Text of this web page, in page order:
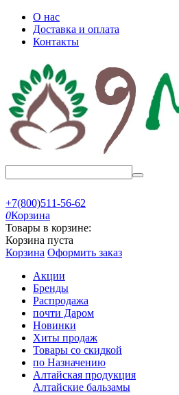
О нас
Доставка и оплата
Контакты
+7(800)511-56-62
0Корзина
Товары в корзине:
Корзина пуста
Корзина Оформить заказ
Акции
Бренды
Распродажа
почти Даром
Новинки
Хиты продаж
Товары со скидкой
по Назначению
Алтайская продукция
Алтайские бальзамы